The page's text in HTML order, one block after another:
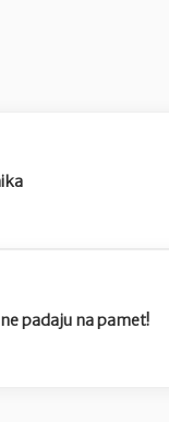
padaju na pamet!